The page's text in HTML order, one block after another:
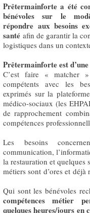
Prêtermainforte a été conçu par des citoyennes et citoyens
bénévoles sur le
répondre aux besoins
santé afin de garantir la
logistiques dans un
Prêtermainforte est
C’est faire « matcher
compétents avec les
exprimés sur la
médico-sociaux (les
de rapprochement
compétences
Les besoins
communication,
la restauration et quelques
métiers sont d’ores et déjà
Qui sont les bénévoles
compétences métier
quelques heures/jours en